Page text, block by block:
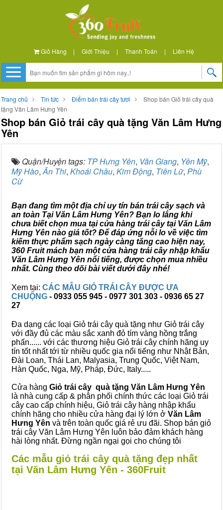
Giỏ Hàng | Giới Thiệu | Thanh Toán | Liên Hệ
Trang chủ Tin tức Điểm bán trái cây tươi
Shop bán Giỏ trái cây quà
tặng Văn Lâm Hưng Yên
Shop bán Giỏ trái cây quà tặng Văn Lâm Hưng
Yên
Quận/Huyện tags: TP Hưng Yên, Văn Giang, Yên Mỹ,
Mỹ Hào,Ân Thi, Khoái Châu, Kim Động, Tiên Lữ, Phù
Cừ
Bạn đang tìm một địa chỉ uy tín bán trái cây sạch và
an toàn Tại Văn Lâm Hưng Yên? Bạn lo lắng khi
chưa biết chọn mua tại cửa hàng trái cây tại Văn Lâm
Hưng Yên nào giá tốt? Để đáp ứng nỗi lo về việc tìm
kiếm thực phẩm sạch ngày càng tăng cao hiện nay,
360 Fruit mách bạn một cửa hàng trái cây nhập khẩu
Văn Lâm Hưng Yên nổi tiếng, được chọn mua nhiều
nhất. Cùng theo dõi bài viết dưới đây nhé!
Xem tại: CÁC MẪU GIỎ TRÁI CÂY ĐƯỢC ƯA
CHUỘNG - 0933 055 945 - 0977 301 303 - 0936 65 27
27
Đa dạng các loại Giỏ trái cây quà tặng như Giỏ trái cây
với đầy đủ các màu sắc xanh đỏ tím vàng hồng trắng
phấn...... với các thương hiệu Giỏ trái cây chính hãng uy
tín tốt nhất tới từ nhiều quốc gia nổi tiếng như Nhật Bản,
Đài Loan, Thái Lan, Malyasia, Trung Quốc, Việt Nam,
Hàn Quốc, Nga, Mỹ, Pháp, Đức, Italy.....
Cửa hàng Giỏ trái cây quà tặng Văn Lâm Hưng Yên
là nhà cung cấp & phân phối chính thức các loại Giỏ trái
cây cao cấp chính hiệu, Giỏ trái cây hàng nhập khẩu
chính hãng cho nhiều cửa hàng đại lý lớn ở Văn Lâm
Hưng Yên và trên toàn quốc giá rẻ ưu đãi. Shop bán giỏ
trái cây Văn Lâm Hưng Yên luôn bảo đảm khách hàng
hài lòng nhất. Đừng ngần ngại gọi cho chúng tôi
Các mẫu giỏ trái cây quà tặng đẹp nhất
tại Văn Lâm Hưng Yên - 360Fruit